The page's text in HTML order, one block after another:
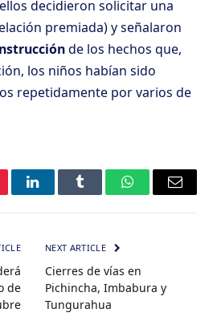
decidieron solicitar una
premiada) y señalaron
de los hechos que,
los niños habían sido
repetidamente por varios de
LinkedInTumblr WhatsAppEmail
de
NEXT ARTICLE
Cierres de vías en
Pichincha, Imbabura y
Tungurahua